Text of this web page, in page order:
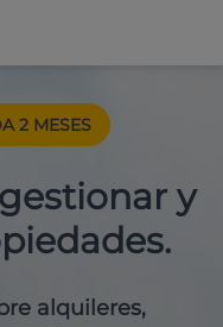
2 MESES
y
alquileres,